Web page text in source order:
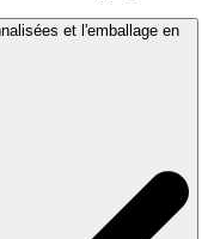
et l'emballage en